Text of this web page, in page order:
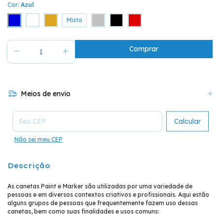
Cor: Azul
Misto
Meios de envio
Entregas para o CEP:
Calcular
Não sei meu CEP
Descrição
As canetas Paint e Marker são utilizadas por uma variedade de
pessoas e em diversos contextos criativos e profissionais. Aqui estão
alguns grupos de pessoas que frequentemente fazem uso dessas
canetas, bem como suas finalidades e usos comuns: